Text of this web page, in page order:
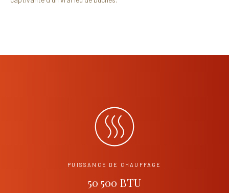
PUISSANCE DE CHAUFFAGE
50 500 BTU